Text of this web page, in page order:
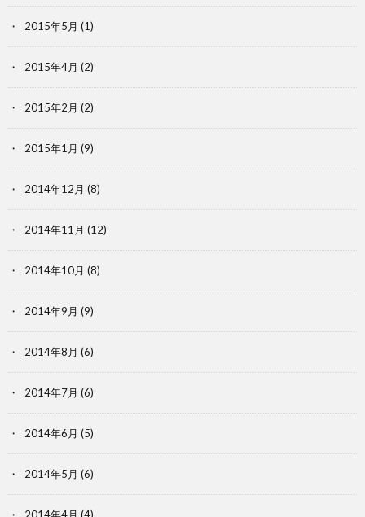
2015年5月 (1)
2015年4月 (2)
2015年2月 (2)
2015年1月 (9)
2014年12月 (8)
2014年11月 (12)
2014年10月 (8)
2014年9月 (9)
2014年8月 (6)
2014年7月 (6)
2014年6月 (5)
2014年5月 (6)